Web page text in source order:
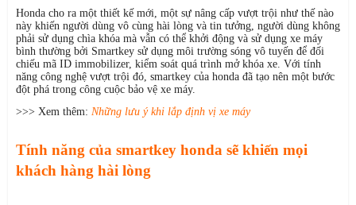
Honda cho ra một thiết kế mới, một sự nâng cấp vượt trội như thế nào
này khiến người dùng vô cùng hài lòng và tin tưởng, người dùng không
phải sử dụng chìa khóa mà vẫn có thể khởi động và sử dụng xe máy
bình thường bởi Smartkey sử dụng môi trường sóng vô tuyến để đối
chiếu mã ID immobilizer, kiểm soát quá trình mở khóa xe. Với tính
năng công nghệ vượt trội đó, smartkey của honda đã tạo nên một bước
đột phá trong công cuộc bảo vệ xe máy.
>>> Xem thêm: Những lưu ý khi lắp định vị xe máy
Tính năng của smartkey honda sẽ khiến mọi
khách hàng hài lòng